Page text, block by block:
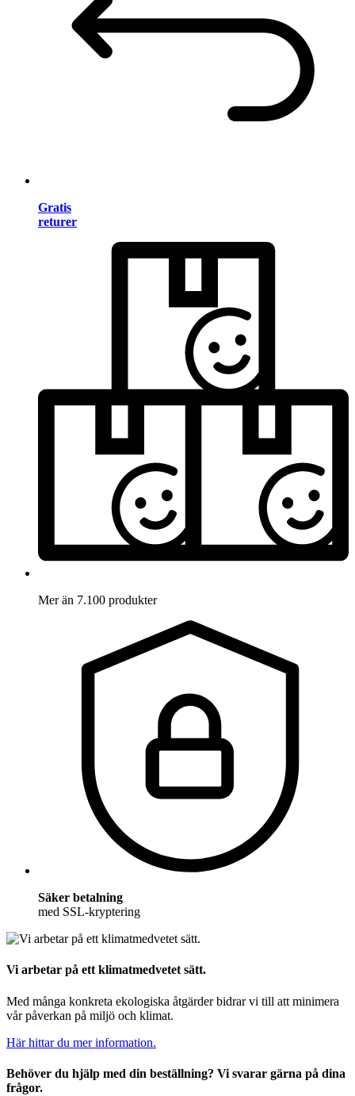
Gratis
returer
Mer än 7.100 produkter
Säker betalning
med SSL-kryptering
Vi arbetar på ett klimatmedvetet sätt.
Med många konkreta ekologiska åtgärder bidrar vi till att minimera
vår påverkan på miljö och klimat.
Här hittar du mer information.
Behöver du hjälp med din beställning? Vi svarar gärna på dina
frågor.